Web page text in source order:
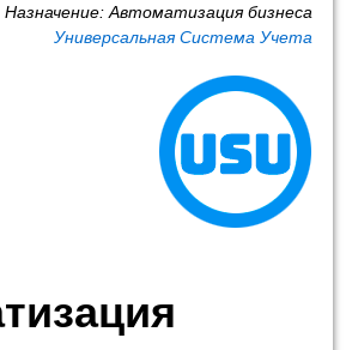
Назначение: Автоматизация бизнеса
Универсальная Система Учета